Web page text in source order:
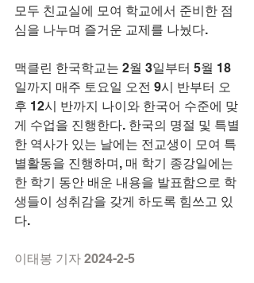
모두 친교실에 모여 학교에서 준비한 점
심을 나누며 즐거운 교제를 나눴다.
맥클린 한국학교는 2월 3일부터 5월 18
일까지 매주 토요일 오전 9시 반부터 오
후 12시 반까지 나이와 한국어 수준에 맞
게 수업을 진행한다. 한국의 명절 및 특별
한 역사가 있는 날에는 전교생이 모여 특
별활동을 진행하며, 매 학기 종강일에는
한 학기 동안 배운 내용을 발표함으로 학
생들이 성취감을 갖게 하도록 힘쓰고 있
다.
이태봉 기자 2024-2-5